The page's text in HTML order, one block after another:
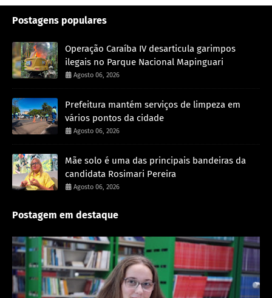
Postagens populares
Operação Caraíba IV desarticula garimpos
ilegais no Parque Nacional Mapinguari
Agosto 06, 2026
Prefeitura mantém serviços de limpeza em
vários pontos da cidade
Agosto 06, 2026
Mãe solo é uma das principais bandeiras da
candidata Rosimari Pereira
Agosto 06, 2026
Postagem em destaque